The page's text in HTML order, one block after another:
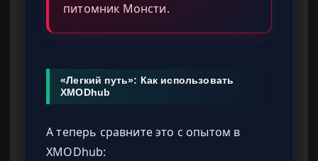
питомник Монсти.
«Легкий путь»: Как использовать
XMODhub
А теперь сравните это с опытом в
XMODhub: